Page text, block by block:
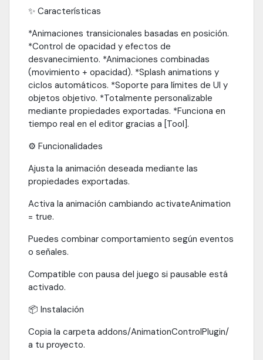
✨ Características
*Animaciones transicionales basadas en posición.
*Control de opacidad y efectos de
desvanecimiento. *Animaciones combinadas
(movimiento + opacidad). *Splash animations y
ciclos automáticos. *Soporte para límites de UI y
objetos objetivo. *Totalmente personalizable
mediante propiedades exportadas. *Funciona en
tiempo real en el editor gracias a [Tool].
⚙️ Funcionalidades
Ajusta la animación deseada mediante las
propiedades exportadas.
Activa la animación cambiando activateAnimation
= true.
Puedes combinar comportamiento según eventos
o señales.
Compatible con pausa del juego si pausable está
activado.
📦 Instalación
Copia la carpeta addons/AnimationControlPlugin/
a tu proyecto.